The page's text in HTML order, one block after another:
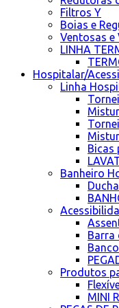
Filtros Y
Boias e
Ventosas e
LINHA
Hospitalar/
Linha
Bicas
Banheiro
Barra
Produtos
MINI